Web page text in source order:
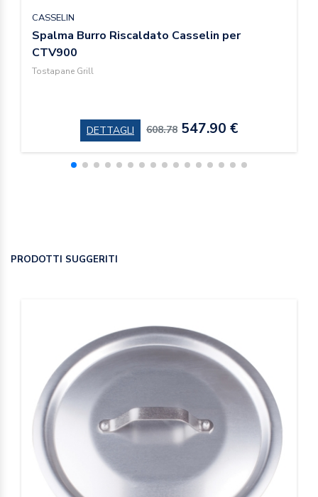
CASSELIN
Spalma Burro Riscaldato Casselin per
CTV900
Tostapane Grill
DETTAGLI 608.78 547.90 €
PRODOTTI SUGGERITI